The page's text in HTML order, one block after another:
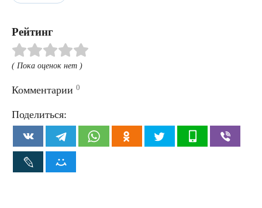
Рейтинг
( Пока оценок нет )
Комментарии 0
Поделиться: